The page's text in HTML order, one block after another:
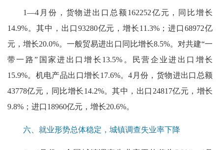
1—4月份，货物进出口总额162252亿元，同比增长
14.9%。其中，出口93280亿元，增长11.3%；进口68972亿
元，增长20.0%。一般贸易进出口同比增长8.5%。对共建“一
带一路”国家进出口增长13.5%。民营企业进出口增长
15.9%。机电产品出口增长17.6%。4月份，货物进出口总额
43778亿元，同比增长14.2%。其中，出口24817亿元，增长
9.8%；进口18960亿元，增长20.6%。
六、就业形势总体稳定，城镇调查失业率下降